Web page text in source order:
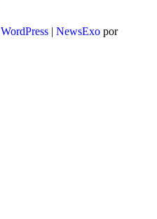
WordPress | NewsExo por